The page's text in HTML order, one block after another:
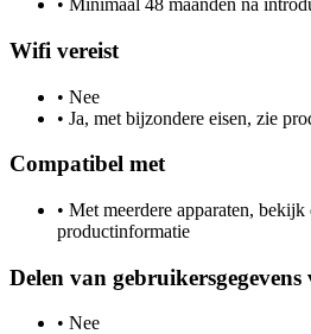
• Minimaal 48 maanden na
Wifi vereist
• Nee
• Ja, met bijzondere eisen, zie
Compatibel met
• Met meerdere apparaten, bekijk
productinformatie
Delen van gebruikersgegevens
• Nee